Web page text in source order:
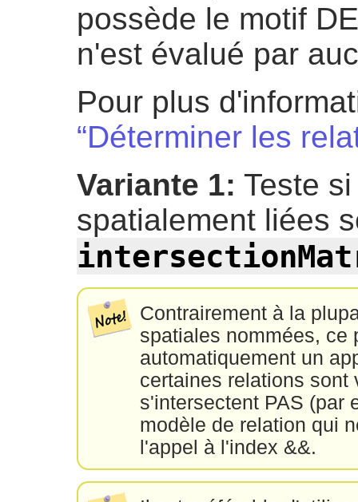
possède le motif
n'est évalué par
Pour plus
“Déterminer les
Variante 1: Teste
spatialement liées
Contrairement à la
spatiales nommées, ce
automatiquement un
certaines relations sont
s'intersectent PAS (par
modèle de relation qui
l'appel à l'index &&.